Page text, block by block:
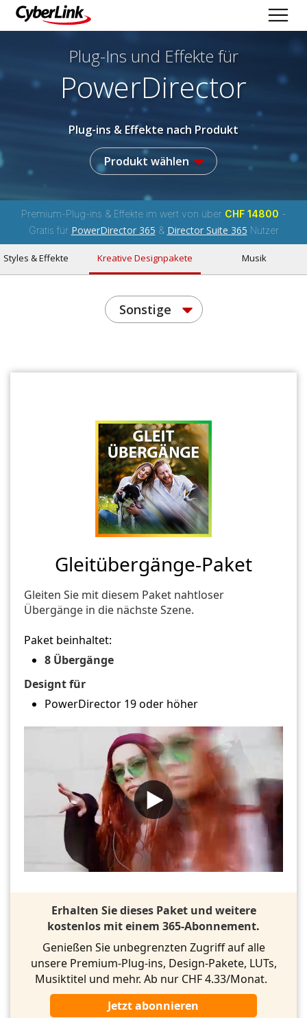
Plug-Ins und Effekte für
PowerDirector
Plug-ins & Effekte nach Produkt
Produkt wählen
Premium-Plug-ins & Effekte im wert von über CHF 14800 -
Gratis für PowerDirector 365 & Director Suite 365 Nutzer
Styles & Effekte Kreative Designpakete Musik
Sonstige
Gleitübergänge-Paket
Gleiten Sie mit diesem Paket nahtloser
Übergänge in die nächste Szene.
Paket beinhaltet:
8 Übergänge
Designt für
PowerDirector 19 oder höher
Erhalten Sie dieses Paket und weitere
kostenlos mit einem 365-Abonnement.
Genießen Sie unbegrenzten Zugriff auf alle
unsere Premium-Plug-ins, Design-Pakete, LUTs,
Musiktitel und mehr. Ab nur CHF 4.33/Monat.
Jetzt abonnieren